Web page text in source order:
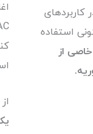
کاربردهای
استفاده
از